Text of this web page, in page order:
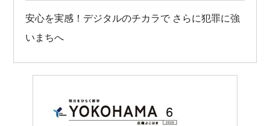
安心を実感！デジタルのチカラで さらに犯罪に強
いまちへ